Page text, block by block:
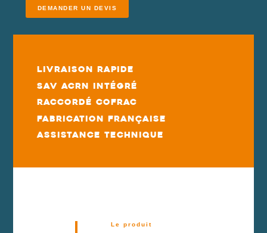
DEMANDER UN DEVIS
Livraison rapide
SAV ACRN intégré
Raccordé COFRAC
Fabrication française
Assistance technique
Le produit